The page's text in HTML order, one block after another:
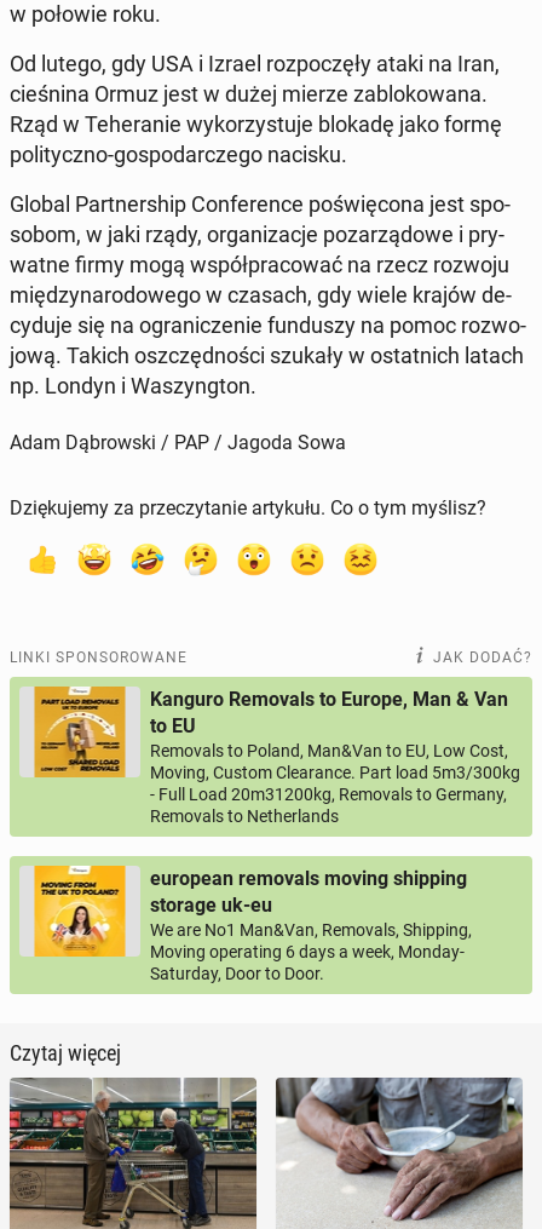
w połowie roku.
Od lutego, gdy USA i Izrael roz­po­czę­ły ataki na Iran,
cie­śni­na Ormuz jest w dużej mierze za­blo­ko­wa­na.
Rząd w Te­he­ra­nie wy­ko­rzy­stu­je blokadę jako formę
po­li­tycz­no-go­spo­dar­cze­go nacisku.
Global Part­ner­ship Con­fe­ren­ce po­świę­co­na jest spo­
so­bom, w jaki rządy, or­ga­ni­za­cje po­za­rzą­do­we i pry­
wat­ne firmy mogą współ­pra­co­wać na rzecz rozwoju
mię­dzy­na­ro­do­we­go w czasach, gdy wiele krajów de­
cy­du­je się na ogra­ni­cze­nie fun­du­szy na pomoc roz­wo­
jo­wą. Takich oszczęd­no­ści szukały w ostat­nich latach
np. Londyn i Wa­szyng­ton.
Adam Dąbrowski / PAP / Jagoda Sowa
Dziękujemy za przeczytanie artykułu. Co o tym myślisz?
LINKI SPONSOROWANE JAK DODAĆ?
Kanguro Removals to Europe, Man & Van
to EU
Removals to Poland, Man&Van to EU, Low Cost,
Moving, Custom Clearance. Part load 5m3/300kg
- Full Load 20m31200kg, Removals to Germany,
Removals to Netherlands
european removals moving shipping
storage uk-eu
We are No1 Man&Van, Removals, Shipping,
Moving operating 6 days a week, Monday-
Saturday, Door to Door.
Czytaj więcej